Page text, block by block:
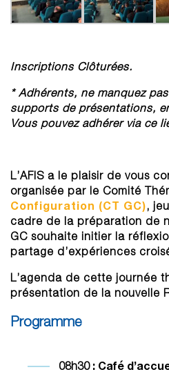
Inscriptions Clôturées.
* Adhérents, ne manquez
supports de présentations,
Vous pouvez adhérer via ce
L’AFIS a le plaisir de vous
organisée par le Comité
Configuration (CT GC),
cadre de la préparation de
GC souhaite initier la
partage d’expériences
L’agenda de cette journée
présentation de la nouvelle
Programme
08h30: Café